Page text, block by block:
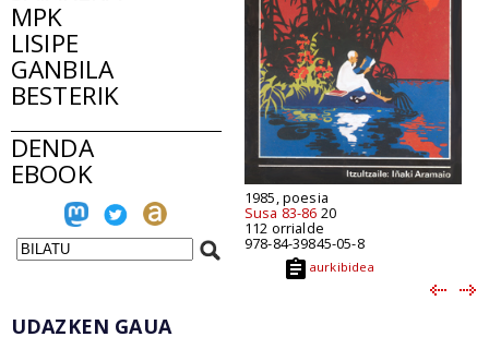
MPK
LISIPE
GANBILA
BESTERIK
DENDA
EBOOK
1985, poesia
Susa 83-86 20
112 orrialde
978-84-39845-05-8
aurkibidea
UDAZKEN GAUA